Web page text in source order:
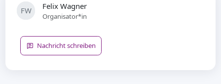
FW Felix Wagner
Organisator*in
Nachricht schreiben